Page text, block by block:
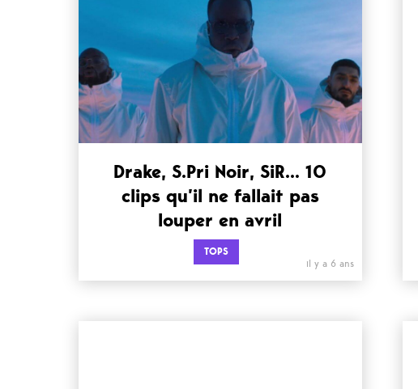
Drake, S.Pri Noir, SiR… 10
clips qu’il ne fallait pas
louper en avril
TOPS
il y a 6 ans